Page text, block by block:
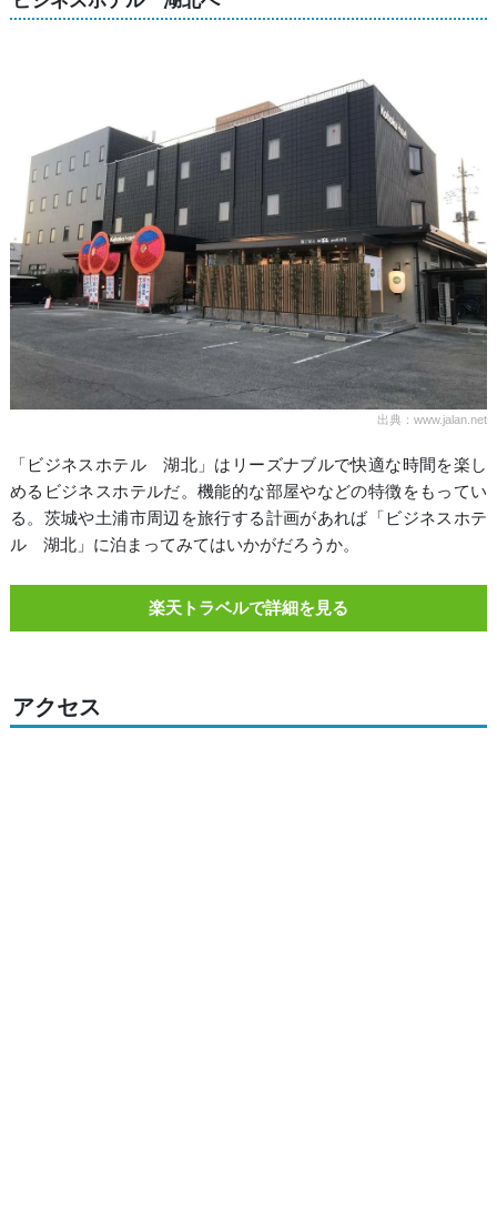
出典：www.jalan.net
「ビジネスホテル 湖北」はリーズナブルで快適な時間を楽し
めるビジネスホテルだ。機能的な部屋やなどの特徴をもってい
る。茨城や土浦市周辺を旅行する計画があれば「ビジネスホテ
ル 湖北」に泊まってみてはいかがだろうか。
楽天トラベルで詳細を見る
アクセス